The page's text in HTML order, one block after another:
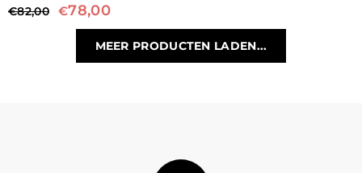
€82,00 €78,00
MEER PRODUCTEN LADEN...